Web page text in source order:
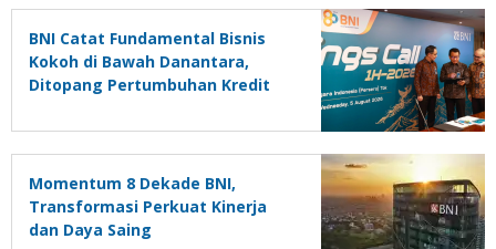
BNI Catat Fundamental Bisnis
Kokoh di Bawah Danantara,
Ditopang Pertumbuhan Kredit
Momentum 8 Dekade BNI,
Transformasi Perkuat Kinerja
dan Daya Saing